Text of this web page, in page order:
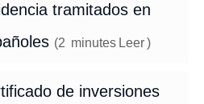
tramitados en
(2 minutes Leer)
de inversiones